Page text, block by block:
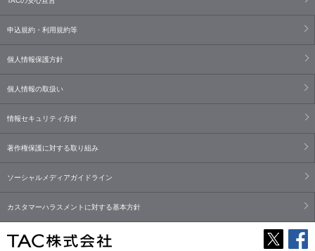
申込規約・利用規約等
個人情報保護方針
個人情報の取扱い
情報セキュリティ方針
著作権保護に対する取り組み
ソーシャルメディアガイドライン
カスタマーハラスメントに対する基本方針